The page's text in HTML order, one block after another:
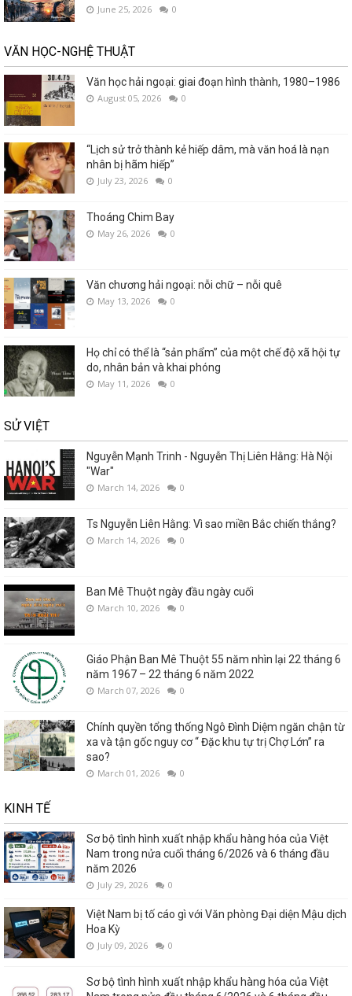
June 25, 2026 0
VĂN HỌC-NGHỆ THUẬT
Văn học hải ngoại: giai đoạn hình thành, 1980–1986
August 05, 2026 0
“Lịch sử trở thành kẻ hiếp dâm, mà văn hoá là nạn
nhân bị hãm hiếp”
July 23, 2026 0
Thoáng Chim Bay
May 26, 2026 0
Văn chương hải ngoại: nỗi chữ – nỗi quê
May 13, 2026 0
Họ chỉ có thể là “sản phẩm” của một chế độ xã hội tự
do, nhân bản và khai phóng
May 11, 2026 0
SỬ VIỆT
Nguyễn Mạnh Trinh - Nguyễn Thị Liên Hằng: Hà Nội
"War"
March 14, 2026 0
Ts Nguyễn Liên Hằng: Vì sao miền Bắc chiến thắng?
March 14, 2026 0
Ban Mê Thuột ngày đầu ngày cuối
March 10, 2026 0
Giáo Phận Ban Mê Thuột 55 năm nhìn lại 22 tháng 6
năm 1967 – 22 tháng 6 năm 2022
March 07, 2026 0
Chính quyền tổng thống Ngô Đình Diệm ngăn chận từ
xa và tận gốc nguy cơ “ Đặc khu tự trị Chợ Lớn” ra
sao?
March 01, 2026 0
KINH TẾ
Sơ bộ tình hình xuất nhập khẩu hàng hóa của Việt
Nam trong nửa cuối tháng 6/2026 và 6 tháng đầu
năm 2026
July 29, 2026 0
Việt Nam bị tố cáo gì với Văn phòng Đại diện Mậu dịch
Hoa Kỳ
July 09, 2026 0
Sơ bộ tình hình xuất nhập khẩu hàng hóa của Việt